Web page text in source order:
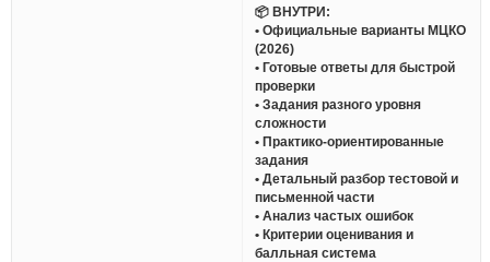
📦 ВНУТРИ:
• Официальные варианты МЦКО
(2026)
• Готовые ответы для быстрой
проверки
• Задания разного уровня
сложности
• Практико-ориентированные
задания
• Детальный разбор тестовой и
письменной части
• Анализ частых ошибок
• Критерии оценивания и
балльная система